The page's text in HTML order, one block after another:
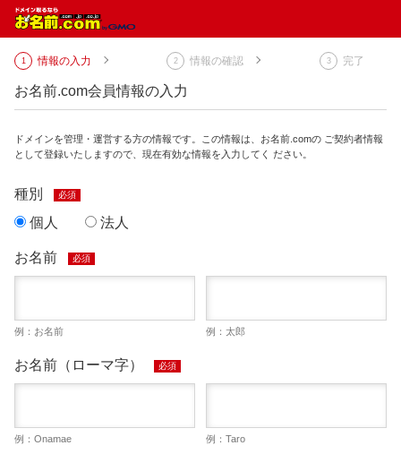
情報の入力 情報の確認 完了
お名前.com会員情報の入力
ドメインを管理・運営する方の情報です。この情報は、お名前.comの ご契約者情報
として登録いたしますので、現在有効な情報を入力してく ださい。
種別 必須
個人 法人
お名前 必須
例：お名前 例：太郎
お名前（ローマ字） 必須
例：Onamae 例：Taro